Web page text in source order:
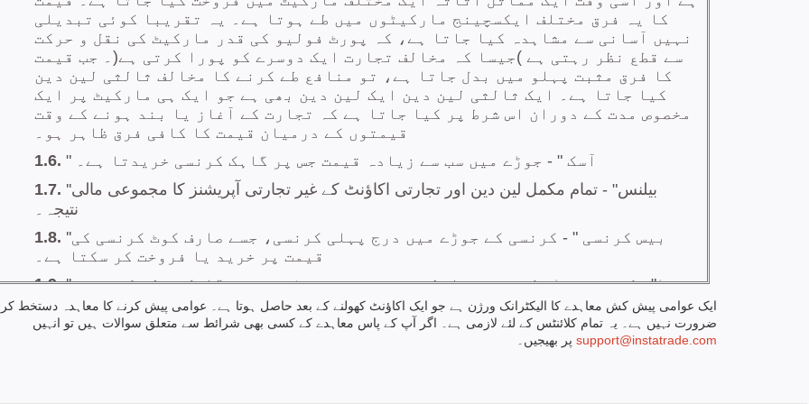
ایک عوامی پیش کش معاہدے کا الیکٹرانک ورژن ہے جو ایک اکاؤنٹ کھولنے کے بعد حاصل ہوتا ہے۔ عوامی پیش کرنے کا معاہدہ دستخط
ضرورت نہیں ہے۔ یہ تمام کلائنٹس کے لئے لازمی ہے۔ اگر آپ کے پاس معاہدے کے کسی بھی شرائط سے متعلق سوالات ہیں تو انہیں
support@instatrade.com پر بھیجیں۔